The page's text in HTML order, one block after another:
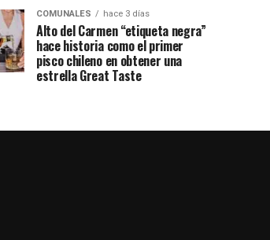
COMUNALES hace 3 días
Alto del Carmen “etiqueta negra”
hace historia como el primer
pisco chileno en obtener una
estrella Great Taste